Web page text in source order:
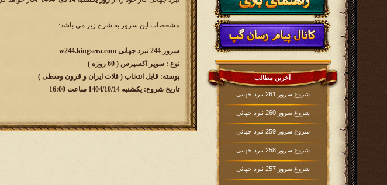
آخرین مطالب
شروع سرور 261 نبرد جهانی
شروع سرور 260 نبرد جهانی
شروع سرور 259 نبرد جهانی
شروع سرور 258 نبرد جهانی
شروع سرور 257 نبرد جهانی
مشخصات این سرور به شرح زیر می باشد:
سرور 244 نبرد جهانی w244.kingsera.com
نوع : سوپر اکسپرس ( 60 روزه )
پوسته: قابل انتخاب ( فلات ایران و قرون وسطی )
تاریخ شروع: یکشنبه 1404/10/14 ساعت 16:00